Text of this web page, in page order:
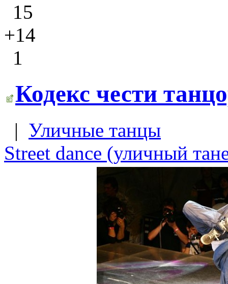
15
+14
1
Кодекс чести
| Уличные танцы
Street dance (уличный